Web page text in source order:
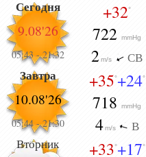
Сегодня
9.08'26
05:43-21:32
+32°
722mmHg
2 m/s СВ
Завтра
10.08'26
05:44-21:30
+35°+24°
718mmHg
4 m/s В
Вторник +33°+17°